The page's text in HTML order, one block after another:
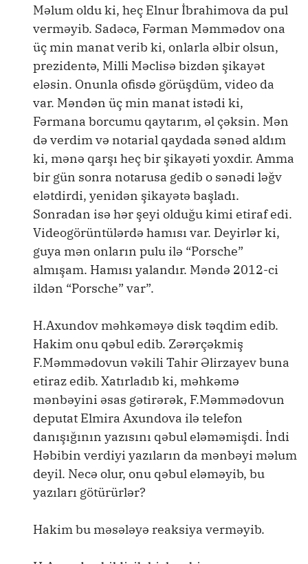
Məlum oldu ki, heç Elnur İbrahimova da pul
verməyib. Sadəcə, Fərman Məmmədov ona
üç min manat verib ki, onlarla əlbir olsun,
prezidentə, Milli Məclisə bizdən şikayət
eləsin. Onunla ofisdə görüşdüm, video da
var. Məndən üç min manat istədi ki,
Fərmana borcumu qaytarım, əl çəksin. Mən
də verdim və notarial qaydada sənəd aldım
ki, mənə qarşı heç bir şikayəti yoxdir. Amma
bir gün sonra notarusa gedib o sənədi ləğv
elətdirdi, yenidən şikayətə başladı.
Sonradan isə hər şeyi olduğu kimi etiraf edi.
Videogörüntülərdə hamısı var. Deyirlər ki,
guya mən onların pulu ilə “Porsche”
almışam. Hamısı yalandır. Məndə 2012-ci
ildən “Porsche” var”.
H.Axundov məhkəməyə disk təqdim edib.
Hakim onu qəbul edib. Zərərçəkmiş
F.Məmmədovun vəkili Tahir Əlirzayev buna
etiraz edib. Xatırladıb ki, məhkəmə
mənbəyini əsas gətirərək, F.Məmmədovun
deputat Elmira Axundova ilə telefon
danışığının yazısını qəbul eləməmişdi. İndi
Həbibin verdiyi yazıların da mənbəyi məlum
deyil. Necə olur, onu qəbul eləməyib, bu
yazıları götürürlər?
Hakim bu məsələyə reaksiya verməyib.